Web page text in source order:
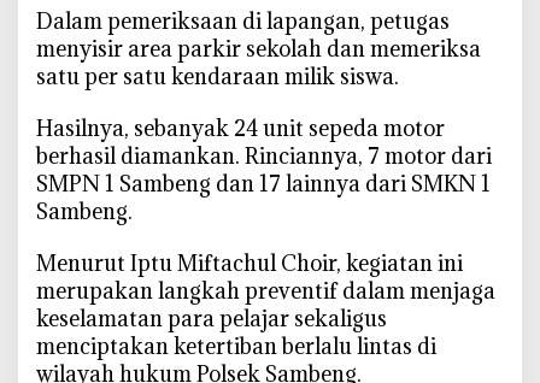
T
S
e
u
a
A
t
u
r
a
‎Dalam pemeriksaan di lapangan, petugas
menyisir area parkir sekolah dan memeriksa
satu per satu kendaraan milik siswa.
‎Hasilnya, sebanyak 24 unit sepeda motor
berhasil diamankan. Rinciannya, 7 motor dari
SMPN 1 Sambeng dan 17 lainnya dari SMKN 1
Sambeng.
‎Menurut Iptu Miftachul Choir, kegiatan ini
merupakan langkah preventif dalam menjaga
keselamatan para pelajar sekaligus
menciptakan ketertiban berlalu lintas di
wilayah hukum Polsek Sambeng.